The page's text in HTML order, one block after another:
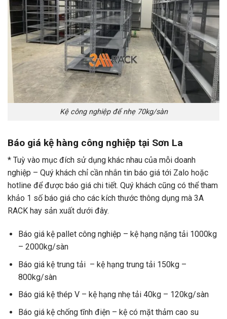
Kệ công nghiệp để nhẹ 70kg/sàn
Báo giá kệ hàng công nghiệp tại Sơn La
* Tuỳ vào mục đích sử dụng khác nhau của mỗi doanh
nghiệp – Quý khách chỉ cần nhắn tin báo giá tới Zalo hoặc
hotline để được báo giá chi tiết. Quý khách cũng có thể tham
khảo 1 số báo giá cho các kích thước thông dụng mà 3A
RACK hay sản xuất dưới đây.
Báo giá kệ pallet công nghiệp – kệ hạng nặng tải 1000kg
– 2000kg/sàn
Báo giá kệ trung tải – kệ hạng trung tải 150kg –
800kg/sàn
Báo giá kệ thép V – kệ hạng nhẹ tải 40kg – 120kg/sàn
Báo giá kệ chống tĩnh điện – kệ có mặt thảm cao su